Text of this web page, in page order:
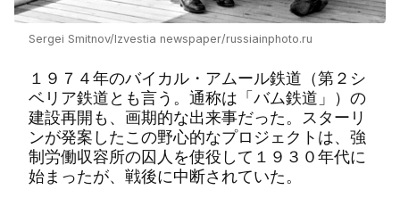
Sergei Smitnov/Izvestia newspaper/russiainphoto.ru
１９７４年のバイカル・アムール鉄道（第２シ
ベリア鉄道とも言う。通称は「バム鉄道」）の
建設再開も、画期的な出来事だった。スターリ
ンが発案したこの野心的なプロジェクトは、強
制労働収容所の囚人を使役して１９３０年代に
始まったが、戦後に中断されていた。